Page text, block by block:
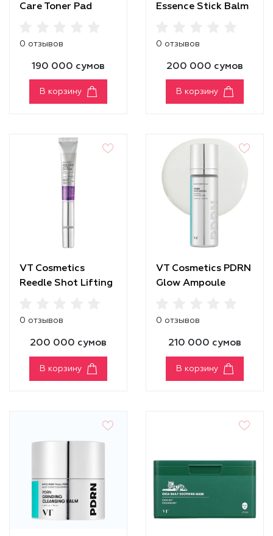
Care Toner Pad
0 отзывов
190 000 сумов
В корзину
Essence Stick Balm
0 отзывов
200 000 сумов
В корзину
VT Cosmetics
Reedle Shot Lifting
0 отзывов
200 000 сумов
В корзину
VT Cosmetics PDRN
Glow Ampoule
0 отзывов
210 000 сумов
В корзину